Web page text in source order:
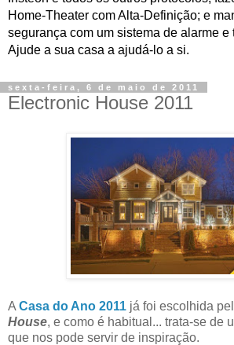
Home-Theater com Alta-Definição; e
segurança com um sistema de alarme e
Ajude a sua casa a ajudá-lo a si.
sexta-feira, 6 de maio de 2011
Electronic House 2011
A Casa do Ano 2011 já foi escolhida
House, e como é habitual... trata-se de
que nos pode servir de inspiração.